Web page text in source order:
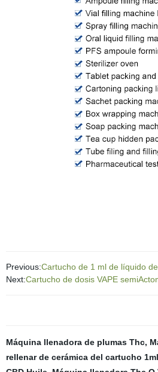
Previous:Cartucho de 1 ml de líquido
Next:Cartucho de dosis VAPE
Máquina llenadora de plumas Thc,
rellenar de cerámica del cartucho 1ml